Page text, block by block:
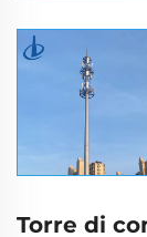
Torre di